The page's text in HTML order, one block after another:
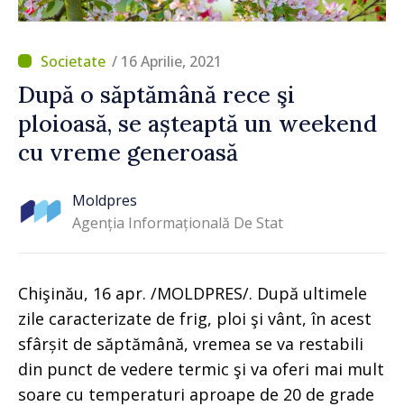
/ 16 Aprilie, 2021
După o săptămână rece şi
ploioasă, se așteaptă un weekend
cu vreme generoasă
Moldpres
Agenția Informațională De Stat
Chişinău, 16 apr. /MOLDPRES/. După ultimele
zile caracterizate de frig, ploi şi vânt, în acest
sfârșit de săptămână, vremea se va restabili
din punct de vedere termic şi va oferi mai mult
soare cu temperaturi aproape de 20 de grade